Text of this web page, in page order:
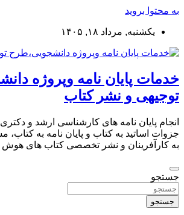
به محتوا بروید
یکشنبه, مرداد ۱۸, ۱۴۰۵
خدمات پایان نامه وپروژه
توجیهی و نشر کتاب
انجام پایان نامه های کارشناسی ارشد و
جزوات اساتید به کتاب و پایان نامه به
به کارآفرینان و نشر تخصصی کتاب های
جستجو
جستجو